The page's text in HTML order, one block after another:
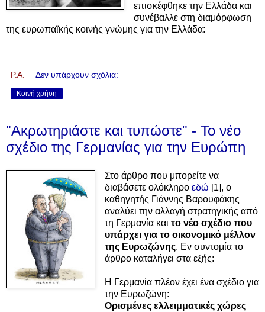
επισκέφθηκε την Ελλάδα και
συνέβαλλε στη διαμόρφωση
της ευρωπαϊκής κοινής γνώμης για την Ελλάδα:
P.A. Δεν υπάρχουν σχόλια:
Κοινή χρήση
"Ακρωτηριάστε και τυπώστε" - Το νέο
σχέδιο της Γερμανίας για την Ευρώπη
Στο άρθρο που μπορείτε να
διαβάσετε ολόκληρο εδώ [1], ο
καθηγητής Γιάννης Βαρουφάκης
αναλύει την αλλαγή στρατηγικής από
τη Γερμανία και το νέο σχέδιο που
υπάρχει για το οικονομικό μέλλον
της Ευρωζώνης. Εν συντομία το
άρθρο καταλήγει στα εξής:
Η Γερμανία πλέον έχει ένα σχέδιο για
την Ευρωζώνη:
Ορισμένες ελλειμματικές χώρες